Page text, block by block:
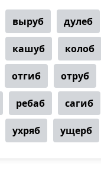
выруб дулеб
кашуб колоб
отгиб отруб
ребаб сагиб
ухряб ущерб